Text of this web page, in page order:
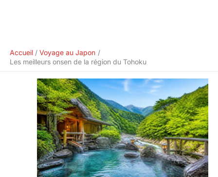
Accueil
Voyage au Japon
Les meilleurs onsen de la région du Tohoku